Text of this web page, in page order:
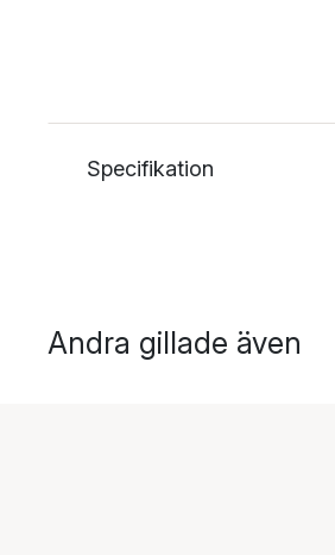
Specifikation
Andra gillade även